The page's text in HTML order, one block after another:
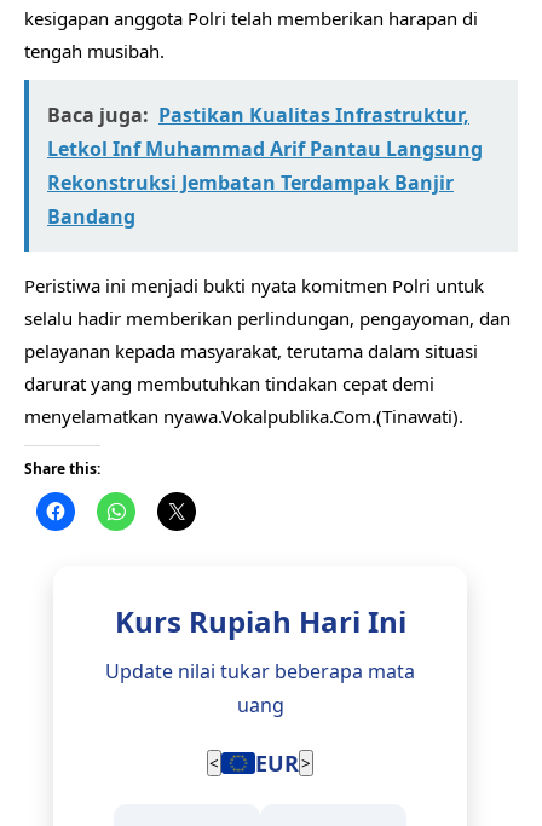
kesigapan anggota Polri telah memberikan harapan di
tengah musibah.
Baca juga: ​Pastikan Kualitas Infrastruktur,
Letkol Inf Muhammad Arif Pantau Langsung
Rekonstruksi Jembatan Terdampak Banjir
Bandang
Peristiwa ini menjadi bukti nyata komitmen Polri untuk
selalu hadir memberikan perlindungan, pengayoman, dan
pelayanan kepada masyarakat, terutama dalam situasi
darurat yang membutuhkan tindakan cepat demi
menyelamatkan nyawa.Vokalpublika.Com.(Tinawati).
Share this:
Kurs Rupiah Hari Ini
Update nilai tukar beberapa mata
uang
< EUR>